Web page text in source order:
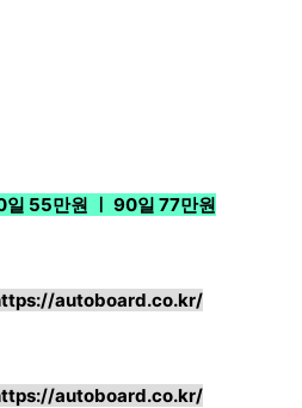
55만원 ㅣ 90일 77만원
autoboard.co.kr/
autoboard.co.kr/